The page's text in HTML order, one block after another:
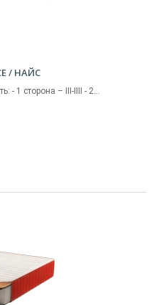
/ НАЙС
- 1 сторона – III-IIII - 2...